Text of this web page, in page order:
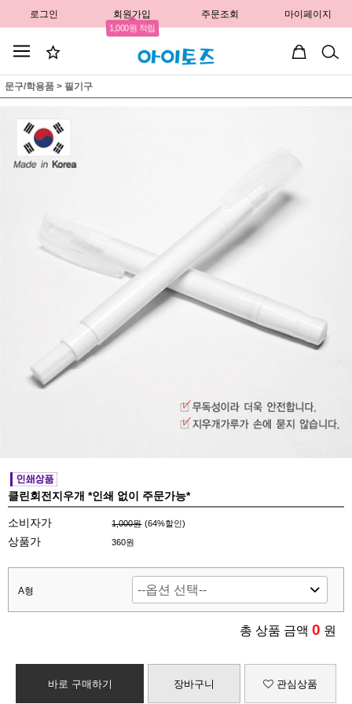
로그인 회원가입
1,000원 적립
주문조회 마이페이지
문구/학용품 > 필기구
클린회전지우개 *인쇄 없이 주문가능*
소비자가 1,000원 (64%할인)
상품가 360원
A형
총 상품 금액 0 원
바로 구매하기 장바구니 관심상품